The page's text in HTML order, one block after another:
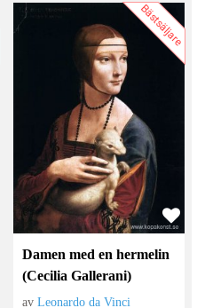
Bästsäljare
Damen med en hermelin
(Cecilia Gallerani)
avLeonardo da Vinci